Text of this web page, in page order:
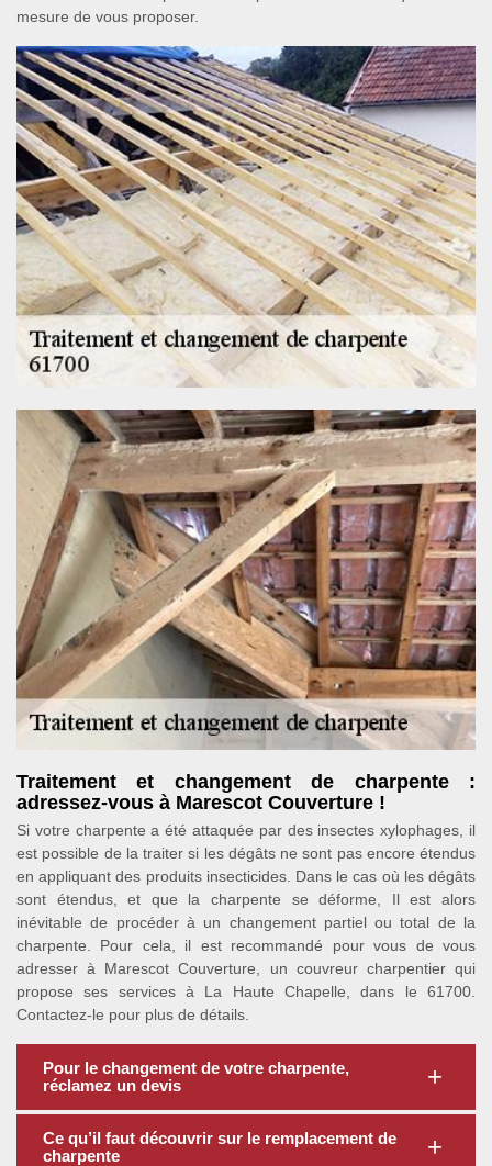
mesure de vous proposer.
Traitement et changement de charpente :
adressez-vous à Marescot Couverture !
Si votre charpente a été attaquée par des insectes xylophages, il
est possible de la traiter si les dégâts ne sont pas encore étendus
en appliquant des produits insecticides. Dans le cas où les dégâts
sont étendus, et que la charpente se déforme, Il est alors
inévitable de procéder à un changement partiel ou total de la
charpente. Pour cela, il est recommandé pour vous de vous
adresser à Marescot Couverture, un couvreur charpentier qui
propose ses services à La Haute Chapelle, dans le 61700.
Contactez-le pour plus de détails.
Pour le changement de votre charpente,
réclamez un devis
Ce qu’il faut découvrir sur le remplacement de
charpente